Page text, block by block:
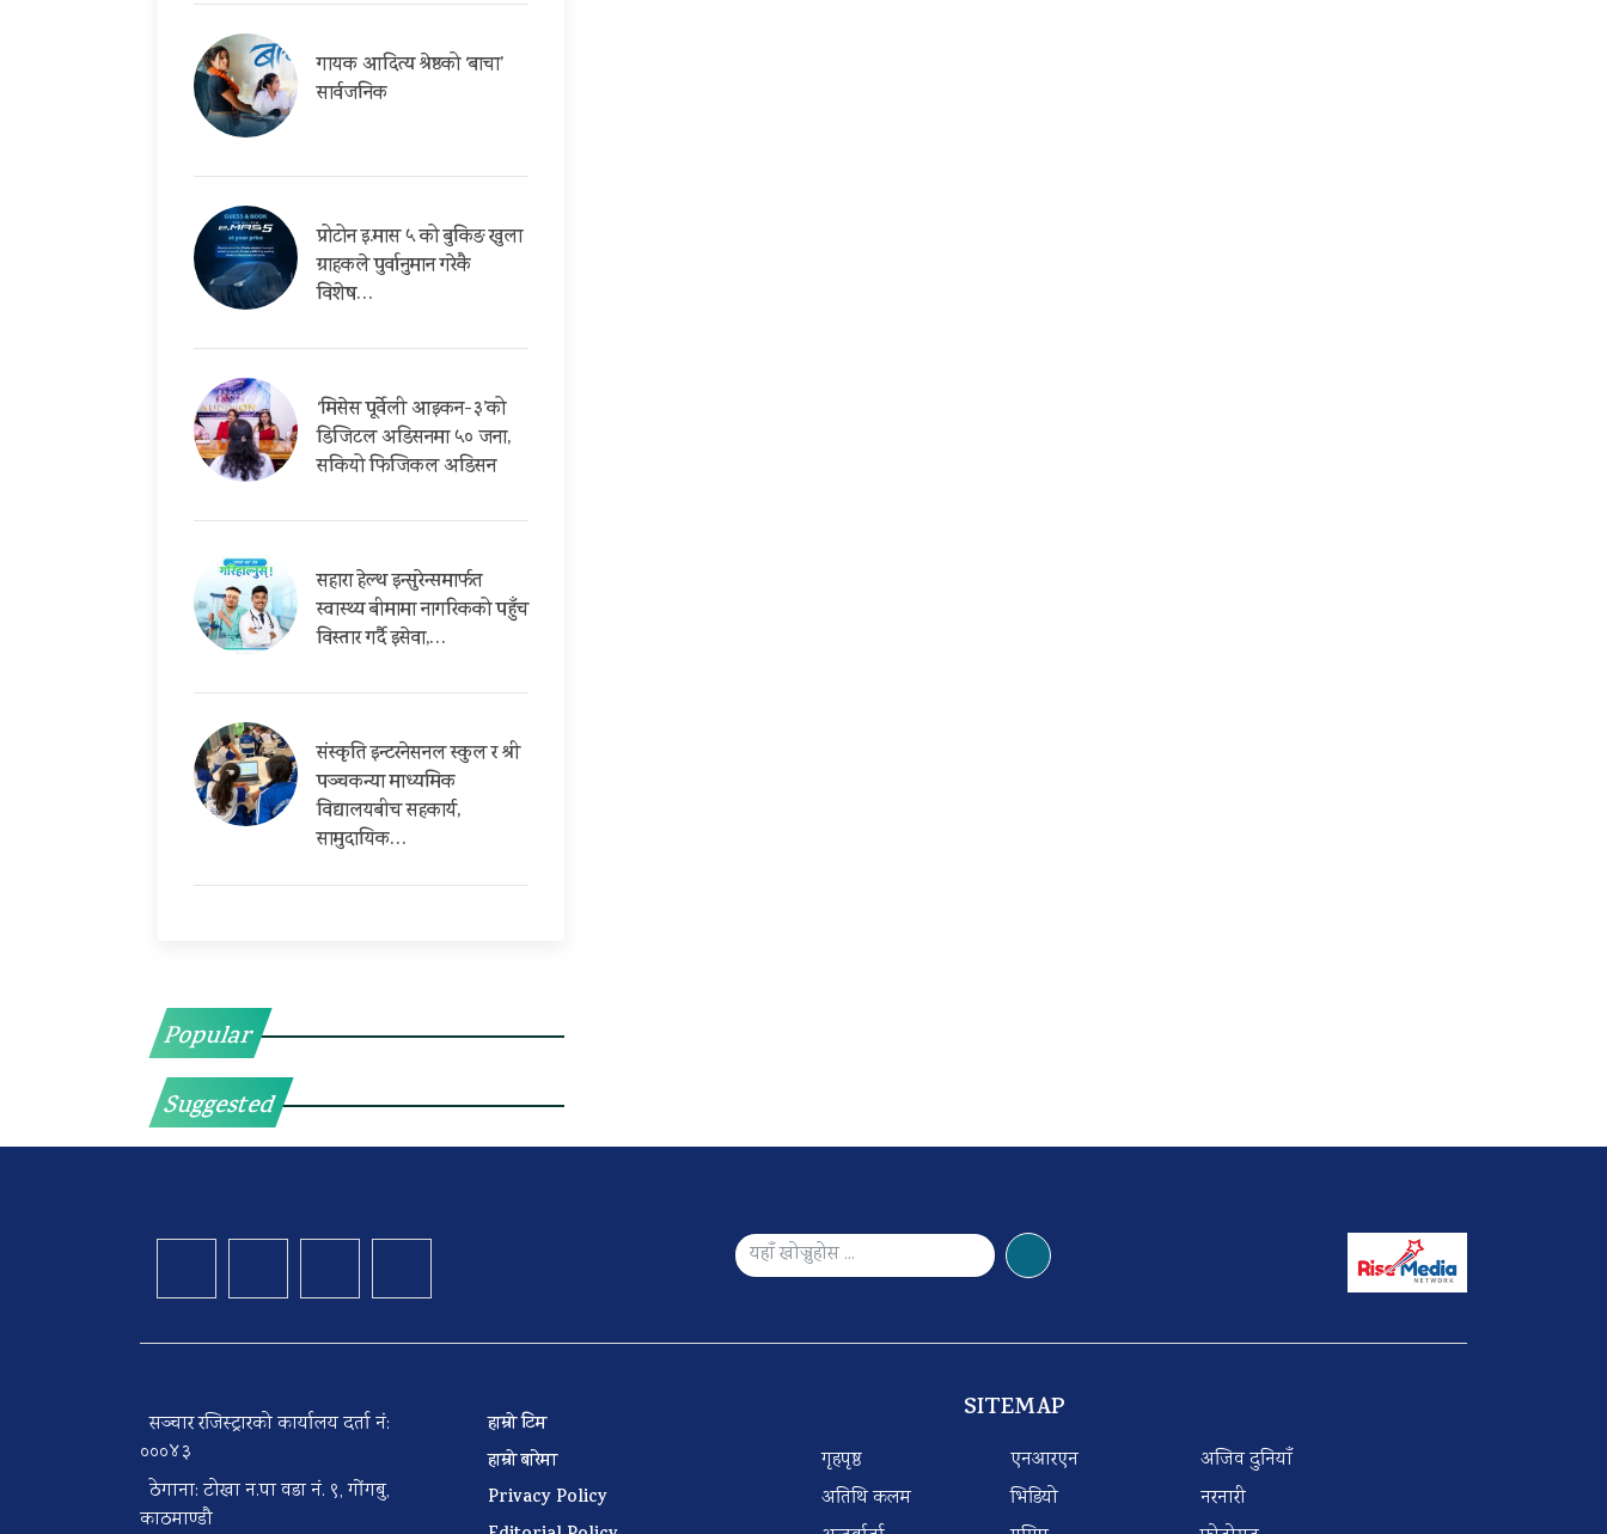
गायक आदित्य श्रेष्ठको ‘बाचा’
सार्वजनिक
प्रोटोन इ.मास ५ को बुकिङ खुला
ग्राहकले पुर्वानुमान गरेकै
विशेष…
‘मिसेस पूर्वेली आइकन-३’को
डिजिटल अडिसनमा ५० जना,
सकियो फिजिकल अडिसन
सहारा हेल्थ इन्सुरेन्समार्फत
स्वास्थ्य बीमामा नागरिकको पहुँच
विस्तार गर्दै इसेवा,…
संस्कृति इन्टरनेसनल स्कुल र श्री
पञ्चकन्या माध्यमिक
विद्यालयबीच सहकार्य,
सामुदायिक…
Popular
Suggested
सञ्चार रजिस्ट्रारको कार्यालय दर्ता नं:
०००४३
ठेगाना: टोखा न.पा वडा नं. ९, गोंगबु,
काठमाण्डौ
हाम्रो टिम
हाम्रो बारेमा
Privacy Policy
SITEMAP
गृहपृष्ठ
अतिथि कलम
एनआरएन
भिडियो
अजिव दुनियाँ
नरनारी